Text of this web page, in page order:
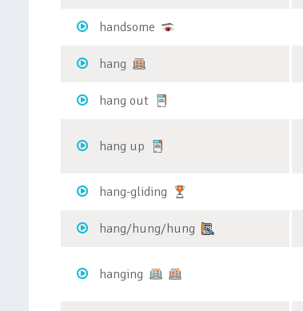
handsome
hang
hang out
hang up
hang-gliding
hang/hung/hung
hanging